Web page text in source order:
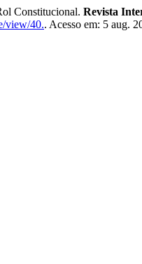
Constitucional. Revista
view/40.. Acesso em: 5 aug.